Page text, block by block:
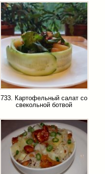
733. Картофельный салат со
свекольной ботвой